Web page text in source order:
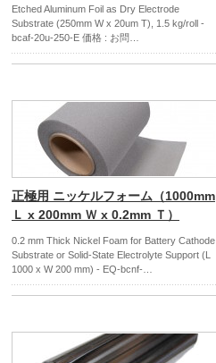
Etched Aluminum Foil as Dry Electrode
Substrate (250mm W x 20um T), 1.5 kg/roll -
bcaf-20u-250-E 価格 : お問…
正極用 ニッケルフォーム（1000mm
Ｌ x 200mm Ｗ x 0.2mm Ｔ）
0.2 mm Thick Nickel Foam for Battery Cathode
Substrate or Solid-State Electrolyte Support (L
1000 x W 200 mm) - EQ-bcnf-…